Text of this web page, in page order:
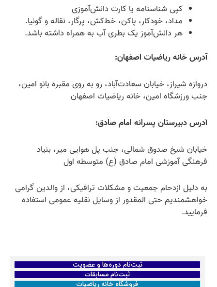
کپی شناسنامه یا کارت دانش‌آموزی
مداد، خودکار، پاکن، خط‌کش، پرگار، نقاله و گونیا.
هر دانش‌آموز یک بطری آب به همراه داشته باشد.
آدرس خانه ریاضیات اصفهان:
دروازه شیراز، خیابان سعادت‌آباد، رو به روی مقبره بانو امین،
جنب ورزشگاه امین، خانه ریاضیات اصفهان
آدرس دبیرستان پسرانه امام صادق:
خیابان شیخ صدوق شمالی، جنب پل هوایی میر، بنیاد
فرهنگی آموزشی امام صادق (ع) متوسطه اول
به دلیل ازدحام جمعیت و مشکلات ترافیکی، از والدین گرامی
خواهشمندیم حتی المقدور از وسایل نقلیه عمومی استفاده
فرمایید.
ثبت‌نام دوره‌ها و عضویت
ثبت‌نام مسابقات
فروشگاه خانه ریاضیات